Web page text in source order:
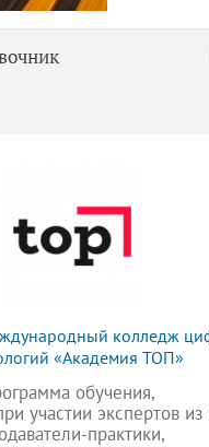
колледж
«Академия TOП»
обучения,
участии экспертов из
практики,